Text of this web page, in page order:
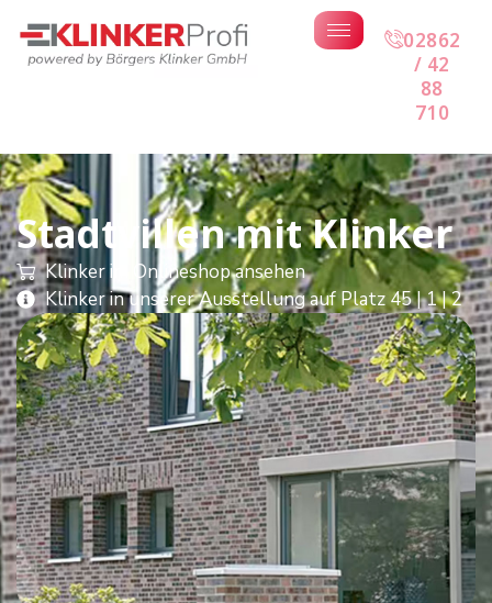
02862
/ 42
88
710
Stadtvillen mit Klinker
Klinker im Onlineshop ansehen
Klinker in unserer Ausstellung auf Platz 45 | 1 | 2